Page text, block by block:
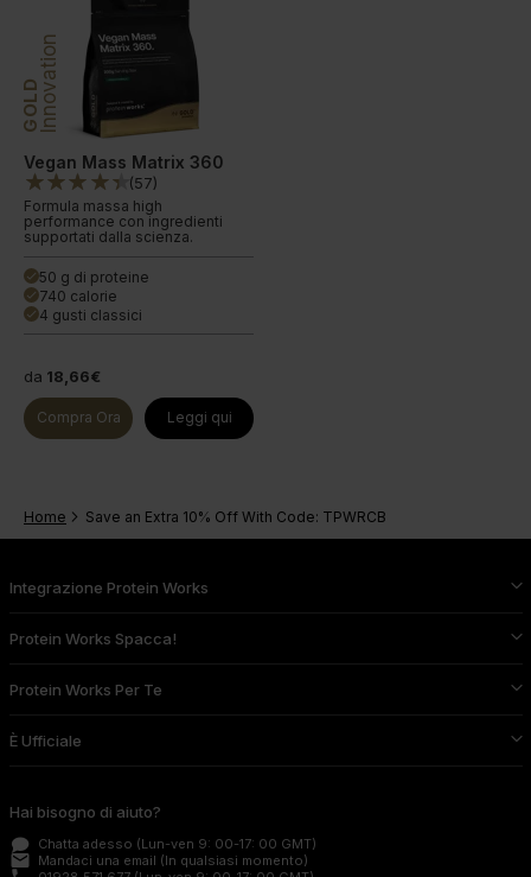
GOLDInnovation
Vegan Mass Matrix 360
(57)
Formula massa high
performance con ingredienti
supportati dalla scienza.
done 50 g di proteine
done 740 calorie
done 4 gusti classici
da 18,66€
Compra Ora Leggi qui
Home Save an Extra 10% Off With Code: TPWRCB
Integrazione Protein Works
Protein Works Spacca!
Protein Works Per Te
È Ufficiale
Hai bisogno di aiuto?
Chatta adesso (Lun-ven 9: 00-17: 00 GMT)
email Mandaci una email (In qualsiasi momento)